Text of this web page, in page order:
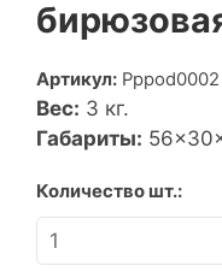
Артикул: Pppod0002
Вес: 3 кг.
Габариты:
Количество шт.: